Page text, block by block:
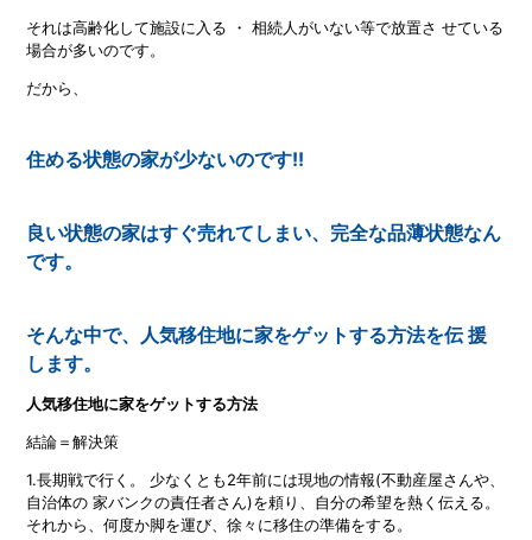
それは高齢化して施設に入る ・ 相続人がいない等で放置さ せている
場合が多いのです。
だから、
住める状態の家が少ないのです!!
良い状態の家はすぐ売れてしまい、完全な品薄状態なん
です。
そんな中で、人気移住地に家をゲットする方法を伝 援
します。
人気移住地に家をゲットする方法
結論＝解決策
1.長期戦で行く。 少なくとも2年前には現地の情報(不動産屋さんや、
自治体の 家バンクの責任者さん)を頼り、自分の希望を熱く伝える。
それから、何度か脚を運び、徐々に移住の準備をする。